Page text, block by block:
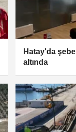
Hatay'da
altında